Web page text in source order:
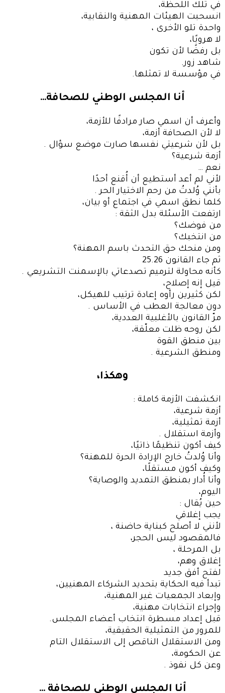
في تلك اللحظة،
انسحبت الهيئات المهنية والنقابية،
واحدة تلو الأخرى ،
لا هروبًا،
بل رفضًا لأن تكون
شاهد زور.
في مؤسسة لا تمثلها.
أنا المجلس الوطني للصحافة…
وأعرف أن اسمي صار مرادفًا للأزمة،
لا لأن الصحافة أزمة،
بل لأن شرعيتي نفسها صارت موضع سؤال .
أزمة شرعية؟
نعم …
لأني لم أعد أستطيع أن أُقنع أحدًا
بأنني وُلدتُ من رحم الاختيار الحر .
كلما نطق اسمي في اجتماع أو بيان،
ارتفعت الأسئلة بدل الثقة :
من فوضك؟
من انتخبك؟
ومن منحك حق التحدث باسم المهنة؟
ثم جاء القانون 25.26
كأنه محاولة لترميم تصدعاتي بالإسمنت التشريعي .
قيل إنه إصلاح،
لكن كثيرين رأوه إعادة ترتيب للهيكل،
دون معالجة العطب في الأساس .
مرّ القانون بالأغلبية العددية،
لكن روحه ظلت معلّقة،
بين منطق القوة
ومنطق الشرعية .
وهكذا،
انكشفت الأزمة كاملة :
أزمة شرعية،
أزمة تمثيلية،
وأزمة استقلال .
كيف أكون تنظيمًا ذاتيًا،
وأنا وُلدتُ خارج الإرادة الحرة للمهنة؟
وكيف أكون مستقلًا،
وأنا أُدار بمنطق التمديد والوصاية؟
اليوم،
حين يُقال :
يجب إغلاقي
لأنني لا أصلح كبناية حاضنة ،
فالمقصود ليس الحجر،
بل المرحلة ،
إغلاق وهم،
لفتح أفق جديد
تبدأ فيه الحكاية بتحديد الشركاء المهنيين،
وإبعاد الجمعيات غير المهنية،
وإجراء انتخابات مهنية،
قبل إعداد مسطرة انتخاب أعضاء المجلس.
للمرور من التمثيلية الحقيقية،
ومن الاستقلال الناقص إلى الاستقلال التام
عن الحكومة،
وعن كل نفوذ .
أنا المجلس الوطني للصحافة …